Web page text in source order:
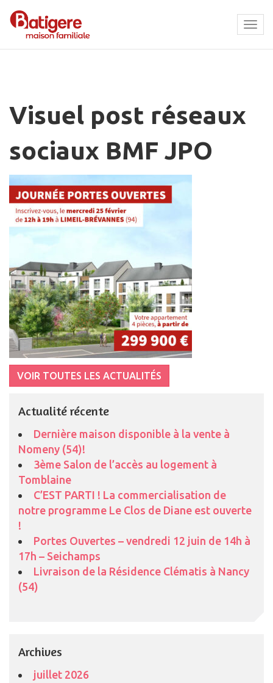
Visuel post réseaux
sociaux BMF JPO
VOIR TOUTES LES ACTUALITÉS
Actualité récente
Dernière maison disponible à la vente à
Nomeny (54)!
3ème Salon de l’accès au logement à
Tomblaine
C’EST PARTI ! La commercialisation de
notre programme Le Clos de Diane est ouverte
!
Portes Ouvertes – vendredi 12 juin de 14h à
17h – Seichamps
Livraison de la Résidence Clématis à Nancy
(54)
Archives
juillet 2026